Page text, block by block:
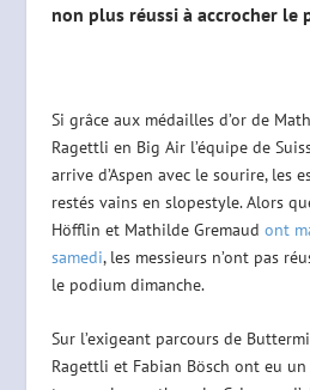
non plus réussi à accrocher le
Si grâce aux médailles d’or de
Ragettli en Big Air l’équipe de
arrive d’Aspen avec le sourire, les
restés vains en slopestyle. Alors
Höfflin et Mathilde Gremaud ont
samedi, les messieurs n’ont pas
le podium dimanche.
Sur l’exigeant parcours de
Ragettli et Fabian Bösch ont eu